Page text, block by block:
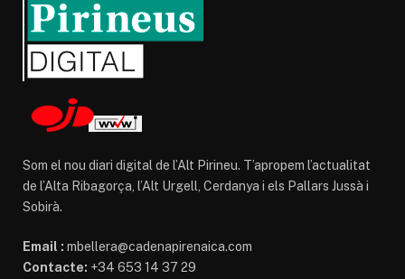
Som el nou diari digital de l’Alt Pirineu. T’apropem l’actualitat
de l’Alta Ribagorça, l’Alt Urgell, Cerdanya i els Pallars Jussà i
Sobirà.
Email : mbellera@cadenapirenaica.com
Contacte: +34 653 14 37 29